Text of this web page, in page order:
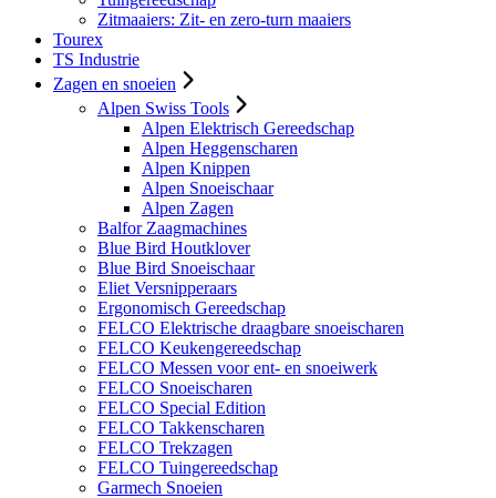
Zitmaaiers: Zit- en zero-turn maaiers
Tourex
TS Industrie
Zagen en snoeien
Alpen Swiss Tools
Alpen Elektrisch Gereedschap
Alpen Heggenscharen
Alpen Knippen
Alpen Snoeischaar
Alpen Zagen
Balfor Zaagmachines
Blue Bird Houtklover
Blue Bird Snoeischaar
Eliet Versnipperaars
Ergonomisch Gereedschap
FELCO Elektrische draagbare snoeischaren
FELCO Keukengereedschap
FELCO Messen voor ent- en snoeiwerk
FELCO Snoeischaren
FELCO Special Edition
FELCO Takkenscharen
FELCO Trekzagen
FELCO Tuingereedschap
Garmech Snoeien